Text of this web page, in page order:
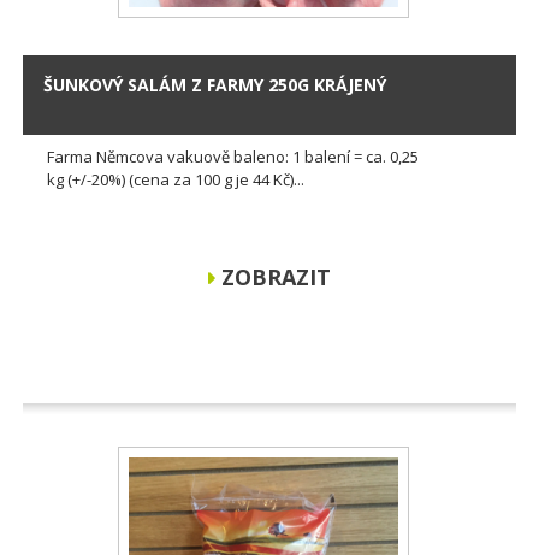
ŠUNKOVÝ SALÁM Z FARMY 250G KRÁJENÝ
Farma Němcova vakuově baleno: 1 balení = ca. 0,25
kg (+/-20%) (cena za 100 g je 44 Kč)...
ZOBRAZIT